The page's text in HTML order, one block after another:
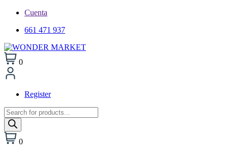
Cuenta
661 471 937
0
Register
Búsqueda
de
productos
0